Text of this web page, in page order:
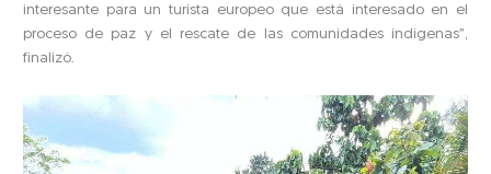
interesante para un turista europeo que está interesado en el
proceso de paz y el rescate de las comunidades indígenas”,
finalizó.